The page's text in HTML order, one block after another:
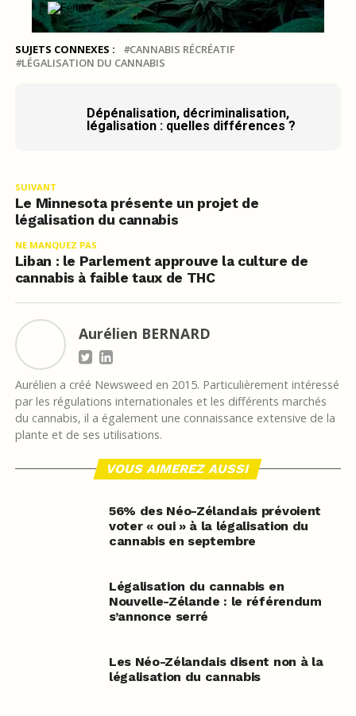
SUJETS CONNEXES :
CANNABIS RÉCRÉATIF
LÉGALISATION DU CANNABIS
Dépénalisation, décriminalisation,
légalisation : quelles différences ?
SUIVANT
Le Minnesota présente un projet de
légalisation du cannabis
NE MANQUEZ PAS
Liban : le Parlement approuve la culture de
cannabis à faible taux de THC
Aurélien BERNARD
Aurélien a créé Newsweed en 2015. Particulièrement intéressé
par les régulations internationales et les différents marchés
du cannabis, il a également une connaissance extensive de la
plante et de ses utilisations.
VOUS AIMEREZ AUSSI
56% des Néo-Zélandais prévoient
voter « oui » à la légalisation du
cannabis en septembre
Légalisation du cannabis en
Nouvelle-Zélande : le référendum
s’annonce serré
Les Néo-Zélandais disent non à la
légalisation du cannabis